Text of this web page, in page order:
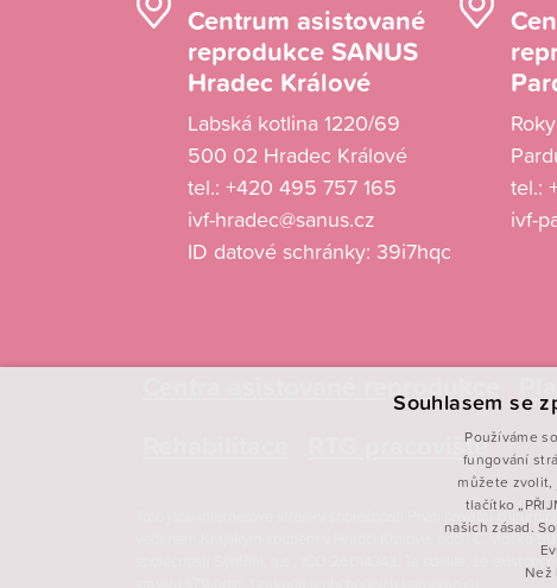
Centrum asistované
reprodukce SANUS
Hradec Králové
Labská kotlina 1220/69
500 02 Hradec Králové
tel.: +420 495 757 165
ivf-hradec@sanus.cz
ID datové schránky: 39i7hqc
tel.:
ivf-
Centra asistované reprodukce
RTG pracoviště
Toto jsou internetové stránky společnosti První privátní
vedeném Krajským soudem v Hradci Králové, oddíl C, vložka
společnosti SynBiol, a.s., IČO 26014343. Ta sdělila, že
Souhlasem se
Používáme
fungování
můžete zvolit,
tlačítko
našich zásad.
Než